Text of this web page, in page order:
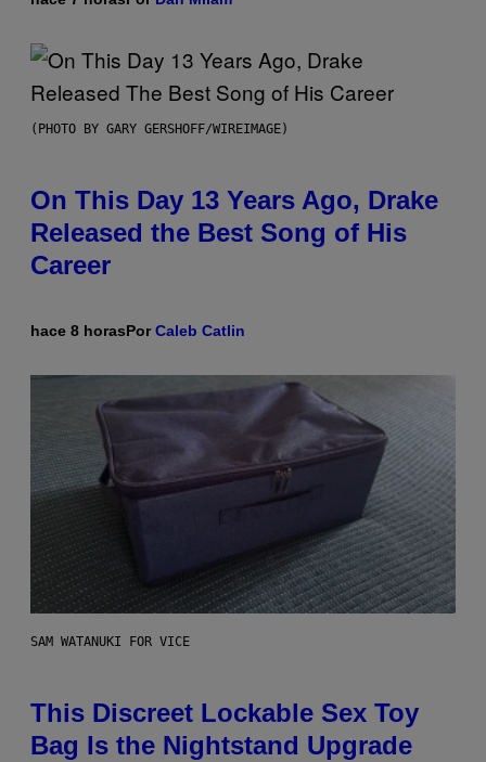
(PHOTO BY GARY GERSHOFF/WIREIMAGE)
On This Day 13 Years Ago, Drake
Released the Best Song of His
Career
hace 8 horasPorCaleb Catlin
SAM WATANUKI FOR VICE
This Discreet Lockable Sex Toy
Bag Is the Nightstand Upgrade